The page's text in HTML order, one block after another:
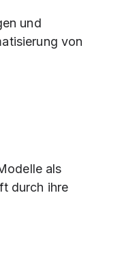
und
von
als
durch ihre